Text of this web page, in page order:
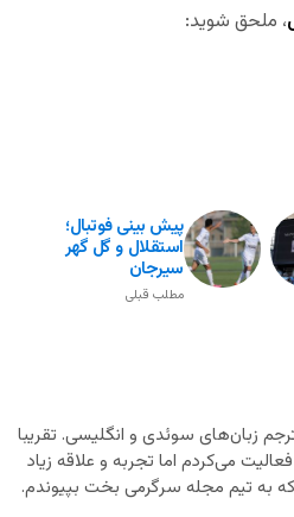
، ملحق شوید:
پیش بینی فوتبال؛
استقلال و گل گهر
سیرجان
مطلب قبلی
زبان‌های سوئدی و انگلیسی. تقریبا
می‌کردم اما تجربه و علاقه زیاد
به تیم مجله سرگرمی بخت بپیوندم.